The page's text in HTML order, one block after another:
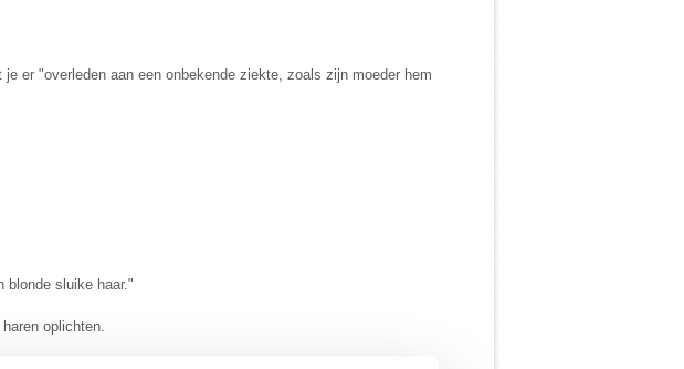
er "overleden aan een onbekende ziekte, zoals zijn moeder hem
blonde sluike haar."
oplichten.